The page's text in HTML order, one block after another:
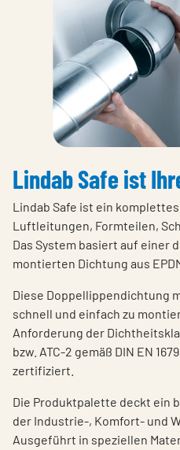
Lindab Safe ist
Lindab Safe ist ein
Luftleitungen, Formteilen,
Das System basiert auf einer
montierten Dichtung aus
Diese Doppellippendichtung
schnell und einfach zu
Anforderung der
bzw. ATC-2 gemäß DIN EN
zertifiziert.
Die Produktpalette deckt ein
der Industrie-, Komfort- und
Ausgeführt in speziellen